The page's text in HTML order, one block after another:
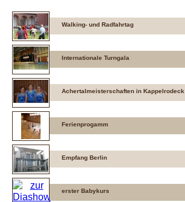
Walking- und Radfahrtag
Internationale Turngala
Achertalmeisterschaften in Kappelrodeck
Ferienprogamm
Empfang Berlin
erster Babykurs